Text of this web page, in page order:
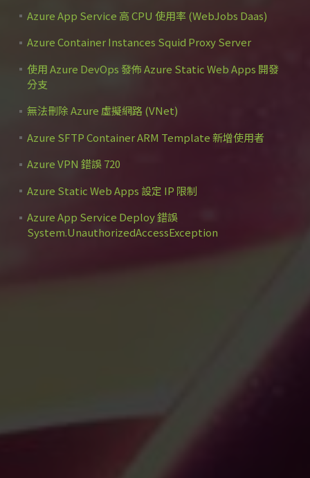
Azure App Service 高 CPU 使用率 (WebJobs Daas)
Azure Container Instances Squid Proxy Server
使用 Azure DevOps 發佈 Azure Static Web Apps 開發
分支
無法刪除 Azure 虛擬網路 (VNet)
Azure SFTP Container ARM Template 新增使用者
Azure VPN 錯誤 720
Azure Static Web Apps 設定 IP 限制
Azure App Service Deploy 錯誤
System.UnauthorizedAccessException